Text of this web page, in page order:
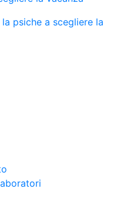
la psiche a scegliere la